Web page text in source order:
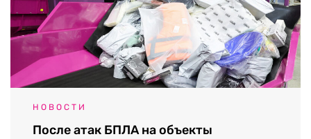
НОВОСТИ
После атак БПЛА на объекты